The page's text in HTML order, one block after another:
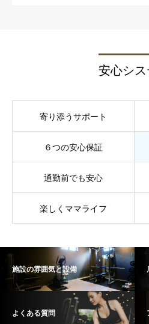
安心シス
寄り添うサポート
６つの安心保証
通勤前でも安心
楽しくママライフ
施設の雰囲気と設備
よくある質問